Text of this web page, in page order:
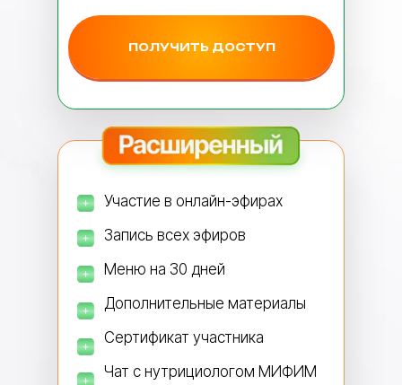
Участие в онлайн-эфирах
Запись всех эфиров
Меню на 30 дней
Дополнительные материалы
Сертификат участника
Чат с нутрициологом МИФИМ
ПОЛУЧИТЬ ДОСТУП